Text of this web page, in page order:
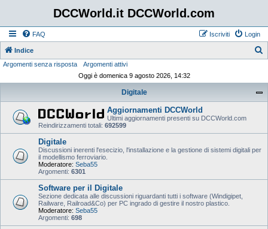
DCCWorld.it DCCWorld.com
FAQ Login
Iscriviti
Indice
Argomenti senza risposta
Argomenti attivi
Oggi è domenica 9 agosto 2026, 14:32
Digitale
Aggiornamenti DCCWorld
Ultimi aggiornamenti presenti su DCCWorld.com
Reindirizzamenti totali: 692599
Digitale
Discussioni inerenti l'esecizio, l'installazione e la gestione di sistemi digitali per
il modellismo ferroviario.
Moderatore: Seba55
Argomenti: 6301
Software per il Digitale
Sezione dedicata alle discussioni riguardanti tutti i software (Windigipet,
Railware, Railroad&Co) per PC ingrado di gestire il nostro plastico.
Moderatore: Seba55
Argomenti: 698